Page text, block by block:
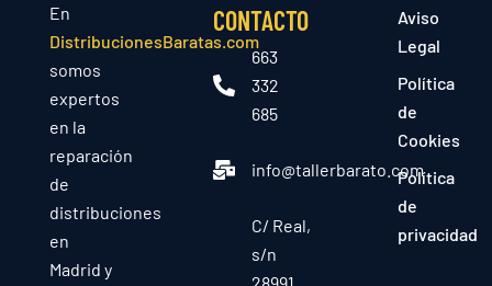
En
DistribucionesBaratas.com
somos
expertos
en la
reparación
de
distribuciones
en
Madrid y
CONTACTO
663
332
685
info@tallerbarato.com
C/ Real,
s/n
28991
Aviso
Legal
Política
de
Cookies
Política
de
privacidad